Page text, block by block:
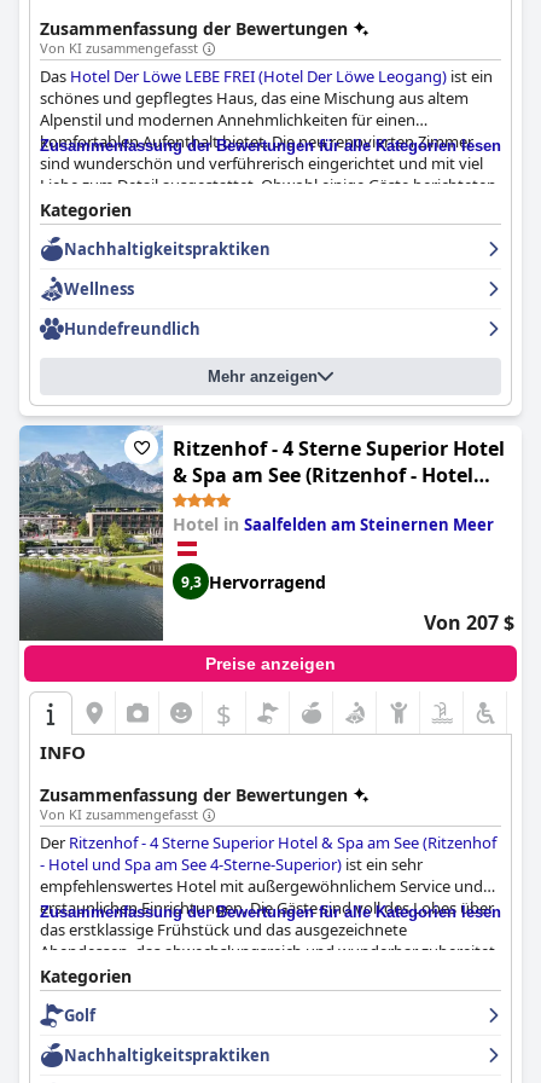
Zusammenfassung der Bewertungen
Von KI zusammengefasst
Das Hotel Der Löwe LEBE FREI (Hotel Der Löwe Leogang) ist ein
schönes und gepflegtes Haus, das eine Mischung aus altem
Alpenstil und modernen Annehmlichkeiten für einen
komfortablen Aufenthalt bietet. Die neu renovierten Zimmer
sind wunderschön und verführerisch eingerichtet und mit viel
Liebe zum Detail ausgestattet. Obwohl einige Gäste berichteten,
dass die Badezimmer nicht beheizt und etwas kühl waren, bietet
das Hotel schöne und gemütliche Unterkünfte mit viel Liebe
zum Detail in der Zimmerausstattung und Annehmlichkeiten.
Das Personal ist hochprofessionell, freundlich, aufmerksam, nett
und zuvorkommend und bemüht sich, den Gästen einen
angenehmen Aufenthalt zu bereiten. Insgesamt bietet das
Hotel Der Löwe LEBE FREI (Hotel Der Löwe Leogang)
außergewöhnlichen Service und ist für einen angenehmen
Aufenthalt sehr zu empfehlen.
Zusammenfassung der Bewertungen für alle Kategorien lesen
Kategorien
Nachhaltigkeitspraktiken
Wellness
Hundefreundlich
Mehr anzeigen
Ritzenhof - 4 Sterne Superior Hotel
& Spa am See (Ritzenhof - Hotel
und Spa am See 4-Sterne-Superior)
Hotel in Saalfelden am Steinernen Meer
9,3 Hervorragend
Von 207 $
Preise anzeigen
$
INFO
Zusammenfassung der Bewertungen
Von KI zusammengefasst
Der Ritzenhof - 4 Sterne Superior Hotel & Spa am See (Ritzenhof
- Hotel und Spa am See 4-Sterne-Superior) ist ein sehr
empfehlenswertes Hotel mit außergewöhnlichem Service und
erstaunlichen Einrichtungen. Die Gäste sind voll des Lobes über
das erstklassige Frühstück und das ausgezeichnete
Abendessen, das abwechslungsreich und wunderbar zubereitet
ist. Die Zimmer sind modern, gut ausgestattet und geräumig,
mit exzellentem Mobiliar und harmonischer Farbgestaltung.
Das Personal ist freundlich, kompetent und immer hilfsbereit
und bietet einen erstklassigen Service. Die Spa-Einrichtungen
sind außergewöhnlich mit einem traumhaften Pool und einem
Zusammenfassung der Bewertungen für alle Kategorien lesen
Kategorien
Golf
Nachhaltigkeitspraktiken